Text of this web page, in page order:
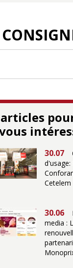
articles
30.07
d'usage:
Cetelem
30.06
media :